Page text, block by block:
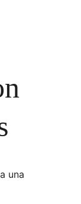
una